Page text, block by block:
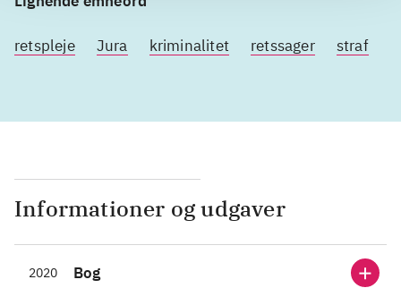
retspleje Jura kriminalitet retssager straf
Informationer og udgaver
2020 Bog